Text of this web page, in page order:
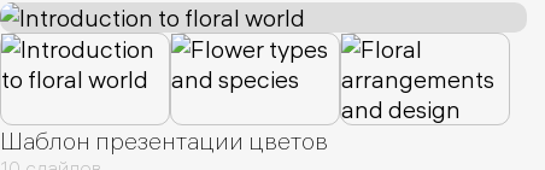
Шаблон презентации цветов